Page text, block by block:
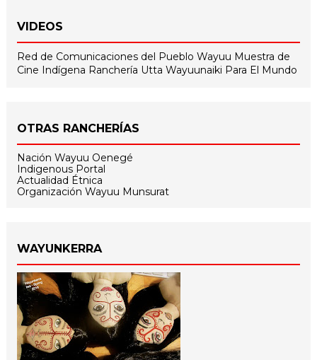
VIDEOS
Red de Comunicaciones del Pueblo Wayuu Muestra de
Cine Indígena Ranchería Utta Wayuunaiki Para El Mundo
OTRAS RANCHERÍAS
Nación Wayuu Oenegé
Indigenous Portal
Actualidad Étnica
Organización Wayuu Munsurat
WAYUNKERRA